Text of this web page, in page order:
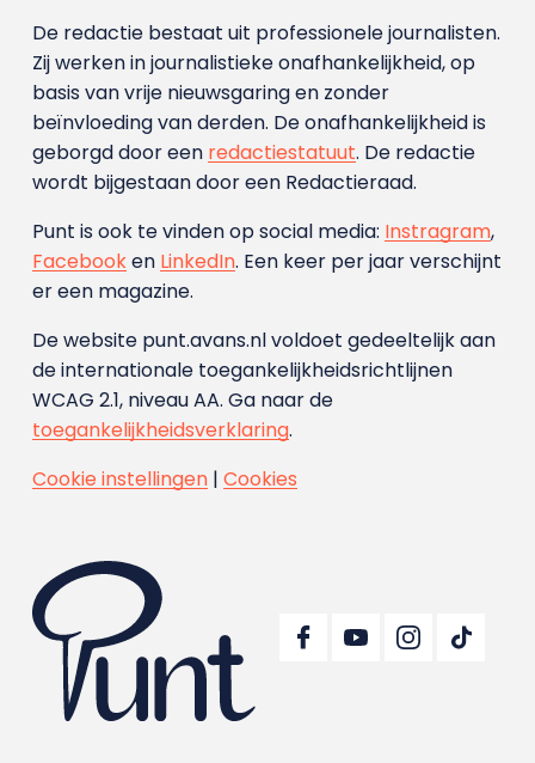
De redactie bestaat uit professionele journalisten.
Zij werken in journalistieke onafhankelijkheid, op
basis van vrije nieuwsgaring en zonder
beïnvloeding van derden. De onafhankelijkheid is
geborgd door een redactiestatuut. De redactie
wordt bijgestaan door een Redactieraad.
Punt is ook te vinden op social media: Instragram,
Facebooken LinkedIn. Een keer per jaar verschijnt
er een magazine.
De website punt.avans.nl voldoet gedeeltelijk aan
de internationale toegankelijkheidsrichtlijnen
WCAG 2.1, niveau AA. Ga naar de
toegankelijkheidsverklaring.
Cookie instellingen| Cookies